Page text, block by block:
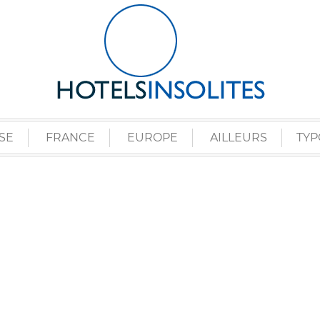
FRANCE EUROPE AILLEURS